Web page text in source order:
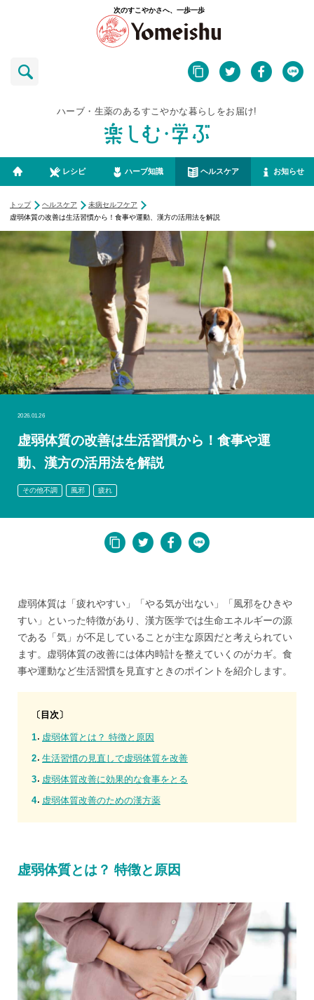
次のすこやかさへ、一歩一歩
ハーブ・生薬のあるすこやかな暮らしをお届け!
レシピ ハーブ知識 ヘルスケア お知らせ
トップ ヘルスケア
未病セルフケア
虚弱体質の改善は生活習慣から！食事や運動、漢方の活用法を解説
2026.01.26
虚弱体質の改善は生活習慣から！食事や運
動、漢方の活用法を解説
その他不調 風邪 疲れ
虚弱体質は「疲れやすい」「やる気が出ない」「風邪をひきや
すい」といった特徴があり、漢方医学では生命エネルギーの源
である「気」が不足していることが主な原因だと考えられてい
ます。虚弱体質の改善には体内時計を整えていくのがカギ。食
事や運動など生活習慣を見直すときのポイントを紹介します。
〔目次〕
虚弱体質とは？ 特徴と原因
生活習慣の見直しで虚弱体質を改善
虚弱体質改善に効果的な食事をとる
虚弱体質改善のための漢方薬
虚弱体質とは？ 特徴と原因